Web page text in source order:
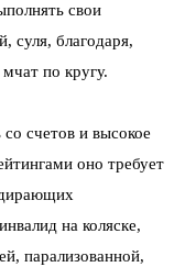
свои
суля, благодаря,
по кругу.
счетов и высокое
оно требует
на коляске,
парализованной,